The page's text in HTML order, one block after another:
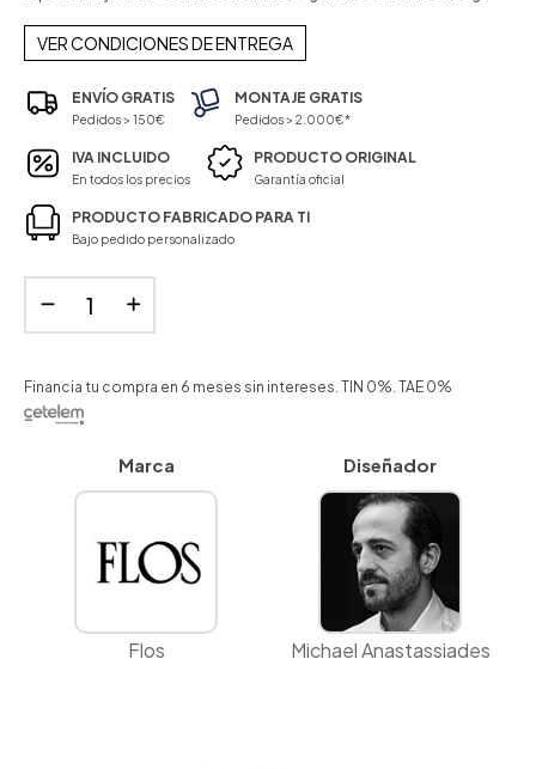
VER CONDICIONES DE ENTREGA
ENVÍO GRATIS
Pedidos > 150€
MONTAJE GRATIS
Pedidos > 2.000€*
IVA INCLUIDO
En todos los precios
PRODUCTO ORIGINAL
Garantía oficial
PRODUCTO FABRICADO PARA TI
Bajo pedido personalizado
Financia tu compra en 6 meses sin intereses. TIN 0%. TAE 0%
Marca
Flos
Diseñador
Michael Anastassiades